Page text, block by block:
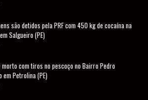
são detidos pela PRF com 450 kg de cocaína na
Salgueiro (PE)
morto com tiros no pescoço no Bairro Pedro
em Petrolina (PE)